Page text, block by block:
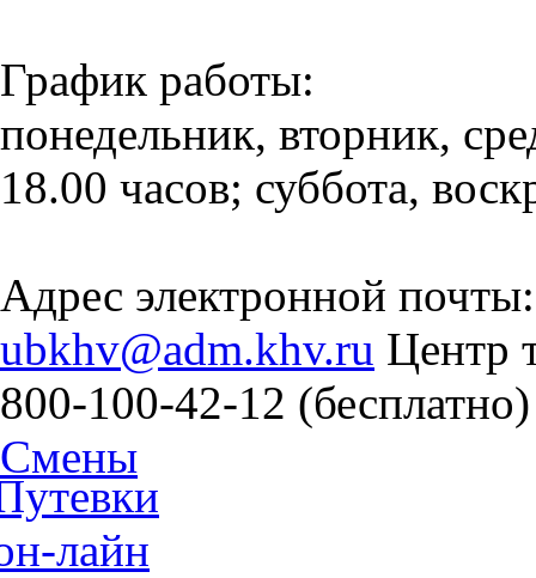
График работы:
понедельник, вторник,
18.00 часов; суббота,
Адрес электронной почты:
ubkhv@adm.khv.ru Центр
800-100-42-12 (бесплатно)
Смены
лайн